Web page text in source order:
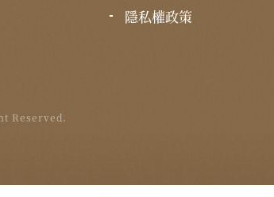
隱私權政策
Reserved.